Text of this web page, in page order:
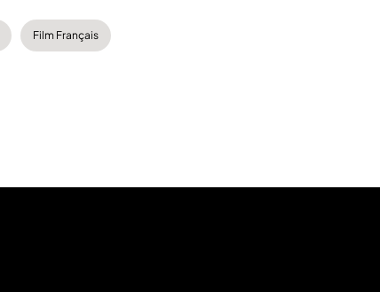
Film Français